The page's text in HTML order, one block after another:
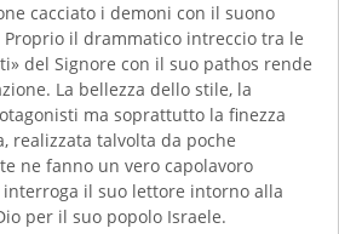
cacciato i demoni con il suono
il drammatico intreccio tra le
del Signore con il suo pathos rende
La bellezza dello stile, la
ma soprattutto la finezza
realizzata talvolta da poche
ne fanno un vero capolavoro
il suo lettore intorno alla
per il suo popolo Israele.